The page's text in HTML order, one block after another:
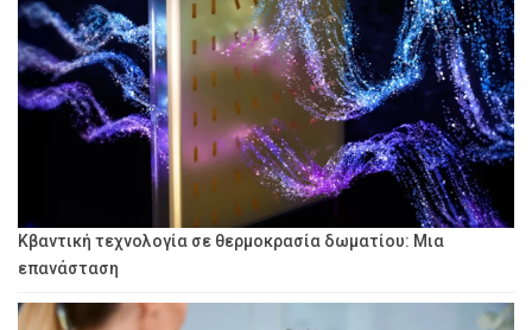
Κβαντική τεχνολογία σε θερμοκρασία δωματίου: Μια
επανάσταση